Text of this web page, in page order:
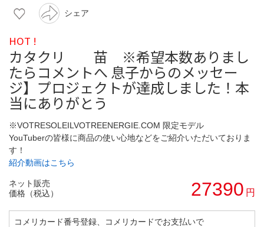
シェア
HOT !
カタクリ 苗 ※希望本数ありまし
たらコメントへ 息子からのメッセー
ジ】プロジェクトが達成しました！本
当にありがとう
※VOTRESOLEILVOTREENERGIE.COM 限定モデル
YouTuberの皆様に商品の使い心地などをご紹介いただいておりま
す！
紹介動画はこちら
ネット販売
価格（税込）
27390 円
コメリカード番号登録、コメリカードでお支払いで